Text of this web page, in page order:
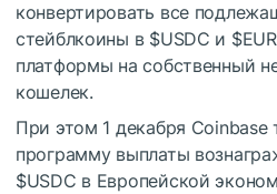
конвертировать все
стейблкоины в $USDC и
платформы на собственный
кошелек.
При этом 1 декабря Coinbase
программу выплаты
$USDC в Европейской